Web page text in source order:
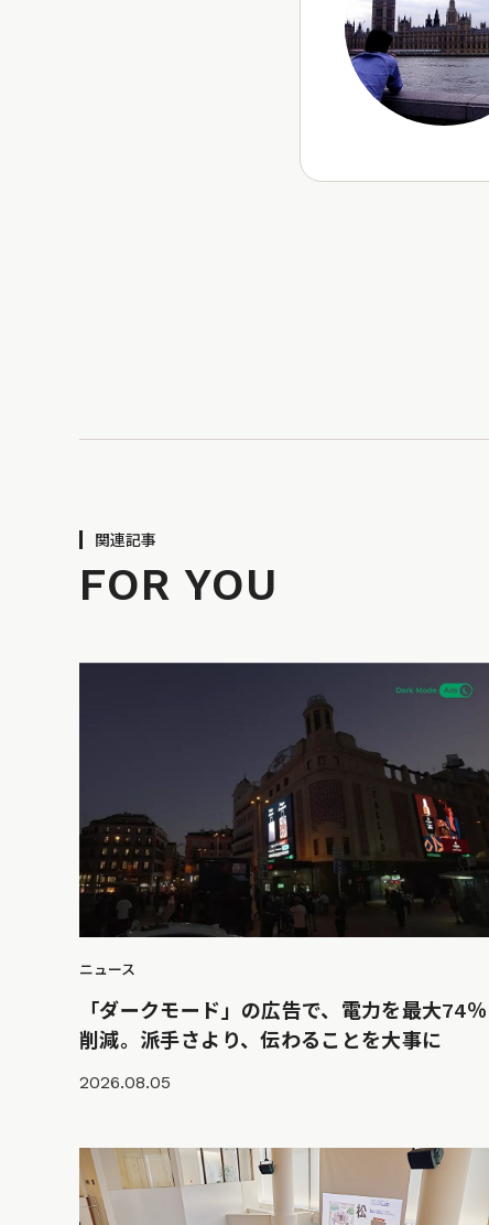
関連記事
FOR YOU
ニュース
「ダークモード」の広告で、電力を最大74％
削減。派手さより、伝わることを大事に
2026.08.05